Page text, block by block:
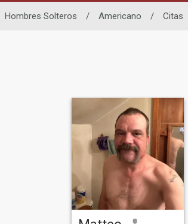
Hombres Solteros / Americano / Citas